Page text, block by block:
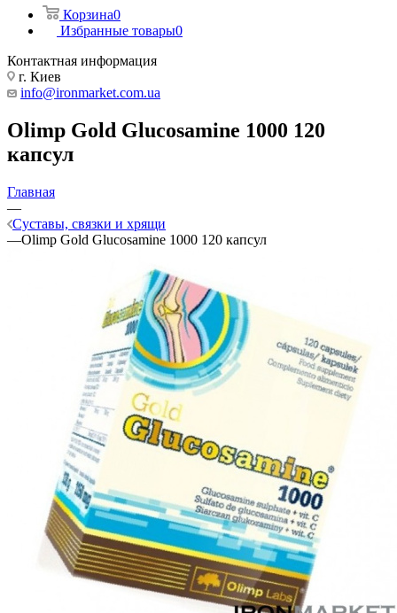
Корзина0
Избранные товары0
Контактная информация
г. Киев
info@ironmarket.com.ua
Olimp Gold Glucosaminе 1000 120
капсул
Главная
—
Суставы, связки и хрящи
—Olimp Gold Glucosaminе 1000 120 капсул